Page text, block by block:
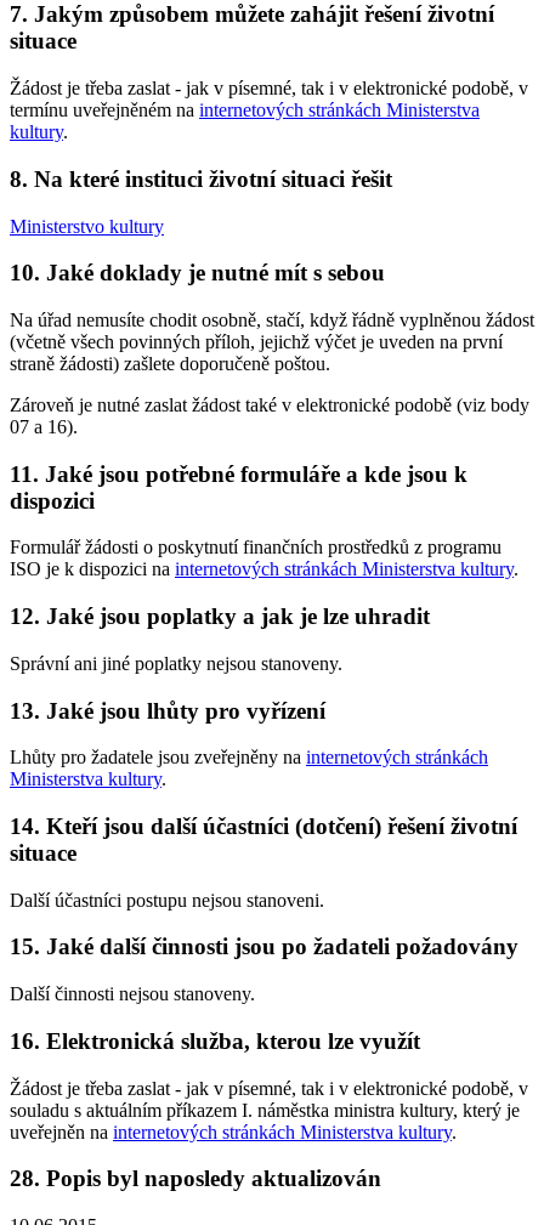
7. Jakým způsobem můžete zahájit řešení životní
situace
Žádost je třeba zaslat - jak v písemné, tak i v elektronické podobě, v
termínu uveřejněném na internetových stránkách Ministerstva
kultury.
8. Na které instituci životní situaci řešit
Ministerstvo kultury
10. Jaké doklady je nutné mít s sebou
Na úřad nemusíte chodit osobně, stačí, když řádně vyplněnou žádost
(včetně všech povinných příloh, jejichž výčet je uveden na první
straně žádosti) zašlete doporučeně poštou.
Zároveň je nutné zaslat žádost také v elektronické podobě (viz body
07 a 16).
11. Jaké jsou potřebné formuláře a kde jsou k
dispozici
Formulář žádosti o poskytnutí finančních prostředků z programu
ISO je k dispozici na internetových stránkách Ministerstva kultury.
12. Jaké jsou poplatky a jak je lze uhradit
Správní ani jiné poplatky nejsou stanoveny.
13. Jaké jsou lhůty pro vyřízení
Lhůty pro žadatele jsou zveřejněny na internetových stránkách
Ministerstva kultury.
14. Kteří jsou další účastníci (dotčení) řešení životní
situace
Další účastníci postupu nejsou stanoveni.
15. Jaké další činnosti jsou po žadateli požadovány
Další činnosti nejsou stanoveny.
16. Elektronická služba, kterou lze využít
Žádost je třeba zaslat - jak v písemné, tak i v elektronické podobě, v
souladu s aktuálním příkazem I. náměstka ministra kultury, který je
uveřejněn na internetových stránkách Ministerstva kultury.
28. Popis byl naposledy aktualizován